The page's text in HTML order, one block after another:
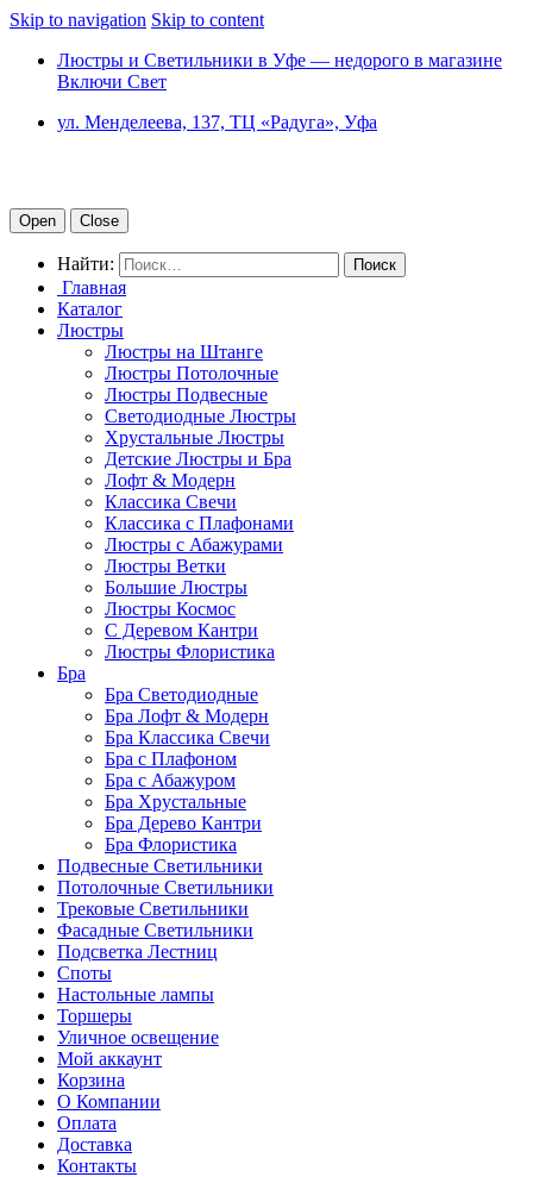
Skip to navigation Skip to content
Люстры и Светильники в Уфе — недорого в магазине
Включи Свет
ул. Менделеева, 137, ТЦ «Радуга», Уфа
Open Close
Найти:
Главная
Каталог
Люстры
Люстры на Штанге
Люстры Потолочные
Люстры Подвесные
Светодиодные Люстры
Хрустальные Люстры
Детские Люстры и Бра
Лофт & Модерн
Классика Свечи
Классика с Плафонами
Люстры с Абажурами
Люстры Ветки
Большие Люстры
Люстры Космос
С Деревом Кантри
Люстры Флористика
Бра
Бра Светодиодные
Бра Лофт & Модерн
Бра Классика Свечи
Бра с Плафоном
Бра с Абажуром
Бра Хрустальные
Бра Дерево Кантри
Бра Флористика
Подвесные Светильники
Потолочные Светильники
Трековые Светильники
Фасадные Светильники
Подсветка Лестниц
Споты
Настольные лампы
Торшеры
Уличное освещение
Мой аккаунт
Корзина
О Компании
Оплата
Доставка
Контакты